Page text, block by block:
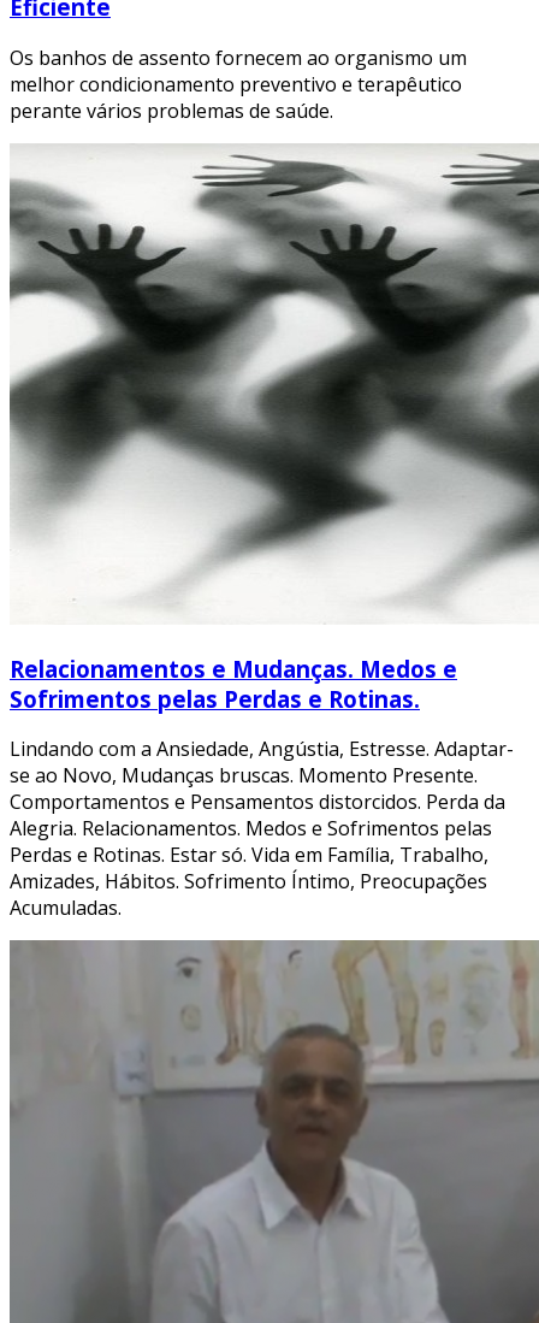
Eficiente
Os banhos de assento fornecem ao organismo um
melhor condicionamento preventivo e terapêutico
perante vários problemas de saúde.
Relacionamentos e Mudanças. Medos e
Sofrimentos pelas Perdas e Rotinas.
Lindando com a Ansiedade, Angústia, Estresse. Adaptar-
se ao Novo, Mudanças bruscas. Momento Presente.
Comportamentos e Pensamentos distorcidos. Perda da
Alegria. Relacionamentos. Medos e Sofrimentos pelas
Perdas e Rotinas. Estar só. Vida em Família, Trabalho,
Amizades, Hábitos. Sofrimento Íntimo, Preocupações
Acumuladas.